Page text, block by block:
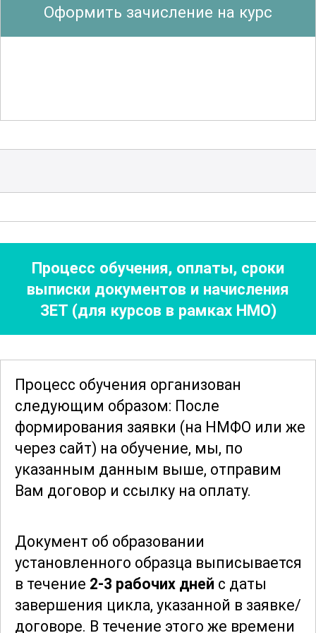
медицинского инструментария,
правилам работы с биологическими
рекомендации по использованию
Обучение строится на сочетании
теоретических лекций, интерактивных
обсуждений и практических занятий.
Особую ценность представляют
тренинги по обработке инструментов и
инфекционного риска, которые
проводятся на клинических базах
клиник-партнеров. Это позволяет
слушателям закрепить полученные
знания в реальных условиях.
Особое внимание уделяется вопросам
персонала к соблюдению
инфекционного контроля. Участники
учатся анализировать факторы,
влияющие на соблюдение стандартов
Оформить зачисление на курс
Процесс обучения, оплаты, сроки
выписки документов и начисления
ЗЕТ (для курсов в рамках НМО)
Процесс обучения организован
следующим образом: После
формирования заявки (на НМФО или же
через сайт) на обучение, мы, по
указанным данным выше, отправим
Вам договор и ссылку на оплату.
Документ об образовании
установленного образца выписывается
в течение 2-3 рабочих дней с даты
завершения цикла, указанной в заявке/
договоре. В течение этого же времени